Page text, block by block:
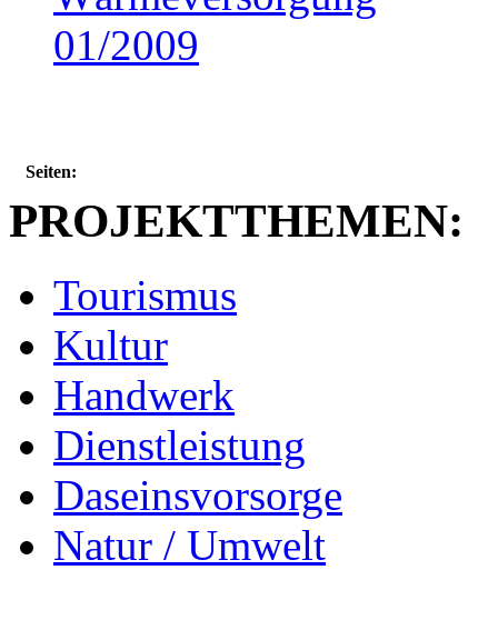
01/2009
Seiten:
PROJEKTTHEMEN:
Tourismus
Kultur
Handwerk
Dienstleistung
Daseinsvorsorge
Natur / Umwelt